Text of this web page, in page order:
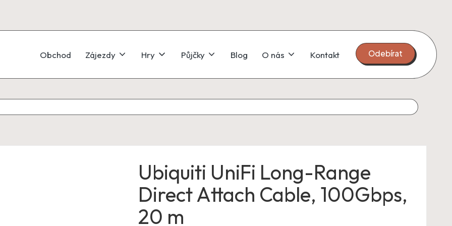
Obchod Zájezdy Hry Půjčky Blog O nás Kontakt Odebírat
Ubiquiti UniFi Long-Range
Direct Attach Cable, 100Gbps,
20 m